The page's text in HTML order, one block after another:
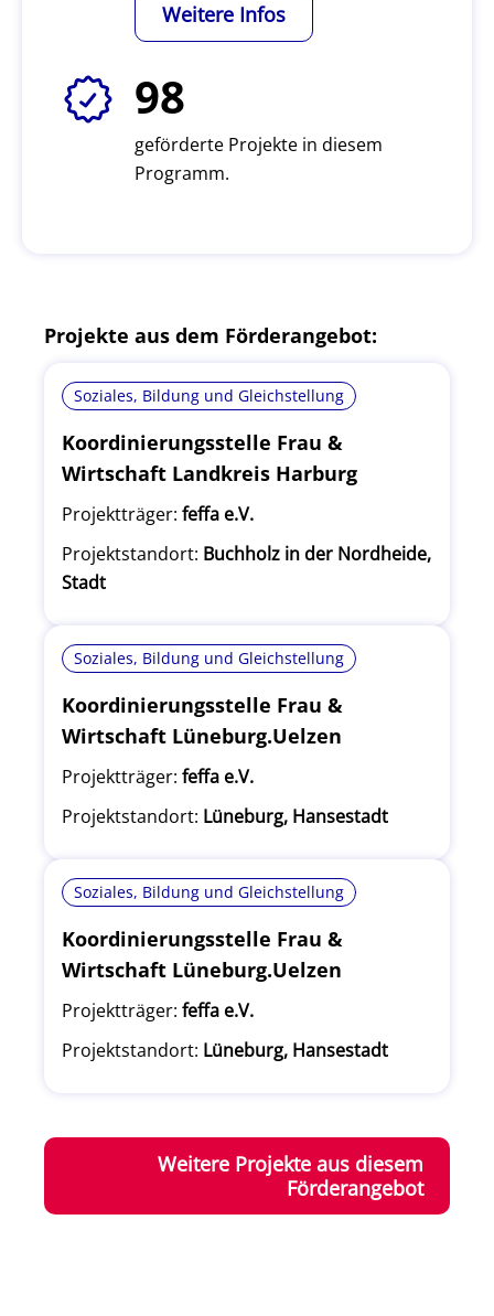
Weitere Infos
98
geförderte Projekte in diesem
Programm.
Projekte aus dem Förderangebot:
Soziales, Bildung und Gleichstellung
Koordinierungsstelle Frau &
Wirtschaft Landkreis Harburg
Projektträger: feffa e.V.
Projektstandort: Buchholz in der Nordheide,
Stadt
Soziales, Bildung und Gleichstellung
Koordinierungsstelle Frau &
Wirtschaft Lüneburg.Uelzen
Projektträger: feffa e.V.
Projektstandort: Lüneburg, Hansestadt
Soziales, Bildung und Gleichstellung
Koordinierungsstelle Frau &
Wirtschaft Lüneburg.Uelzen
Projektträger: feffa e.V.
Projektstandort: Lüneburg, Hansestadt
Weitere Projekte aus diesem
Förderangebot